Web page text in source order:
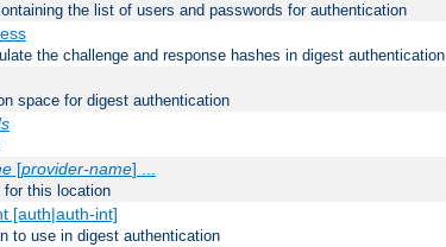
the list of users and passwords for authentication
the challenge and response hashes in digest authentication
space for digest authentication
[provider-name] ...
for this location
[auth|auth-int]
to use in digest authentication